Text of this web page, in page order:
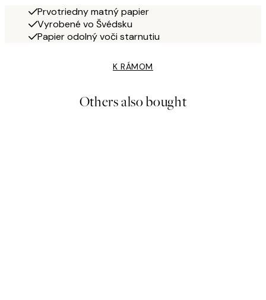
Prvotriedny matný papier
Vyrobené vo Švédsku
Papier odolný voči starnutiu
K RÁMOM
Others also bought